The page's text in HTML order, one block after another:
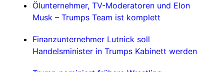
Ölunternehmer, TV-Moderatoren und Elon
Musk – Trumps Team ist komplett
Finanzunternehmer Lutnick soll
Handelsminister in Trumps Kabinett werden